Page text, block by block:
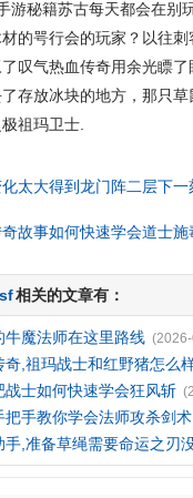
游秘籍苏古每天都会在别
的咢行会的玩家？以往
叹气热血传奇用余光瞟
存放冰块的地方，那只
祖玛卫士.
太大得到龙门阵二层下一
故事如何快速学会道士施
相关的文章有：
牛魔法师在这里路线
奇,祖玛战士和红野猪怎么
战士如何快速学会狂风斩
把手教你学会法师攻杀剑术
手,准备草绳需要命运之刃